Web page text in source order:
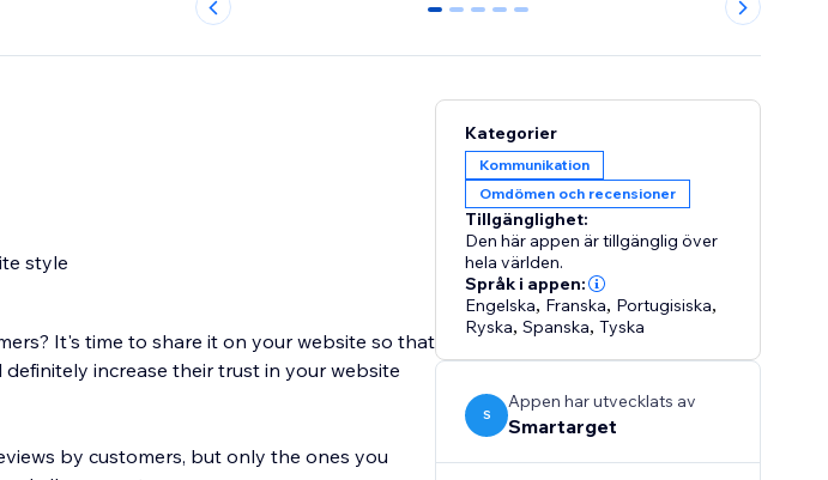
0 1 2 3 4
style
It's time to share it on your website so that
increase their trust in your website
by customers, but only the ones you
Kategorier
Kommunikation
Omdömen och recensioner
Tillgänglighet:
Den här appen är tillgänglig över
hela världen.
Språk i appen:
Engelska, Franska, Portugisiska,
Ryska,Spanska,Tyska
S
Appen har utvecklats av
Smartarget